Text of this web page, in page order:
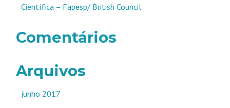
Científica – Fapesp/ British Council
Comentários
Arquivos
junho 2017